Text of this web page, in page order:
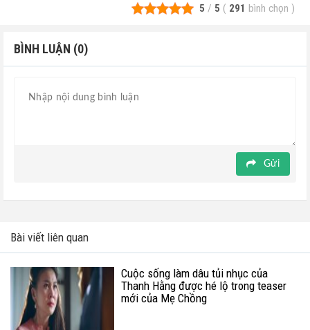
5 / 5 ( 291 bình chọn )
BÌNH LUẬN (0)
Gửi
Bài viết liên quan
Cuộc sống làm dâu tủi nhục của
Thanh Hằng được hé lộ trong teaser
mới của Mẹ Chồng